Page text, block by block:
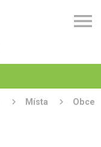

Místa
Obce